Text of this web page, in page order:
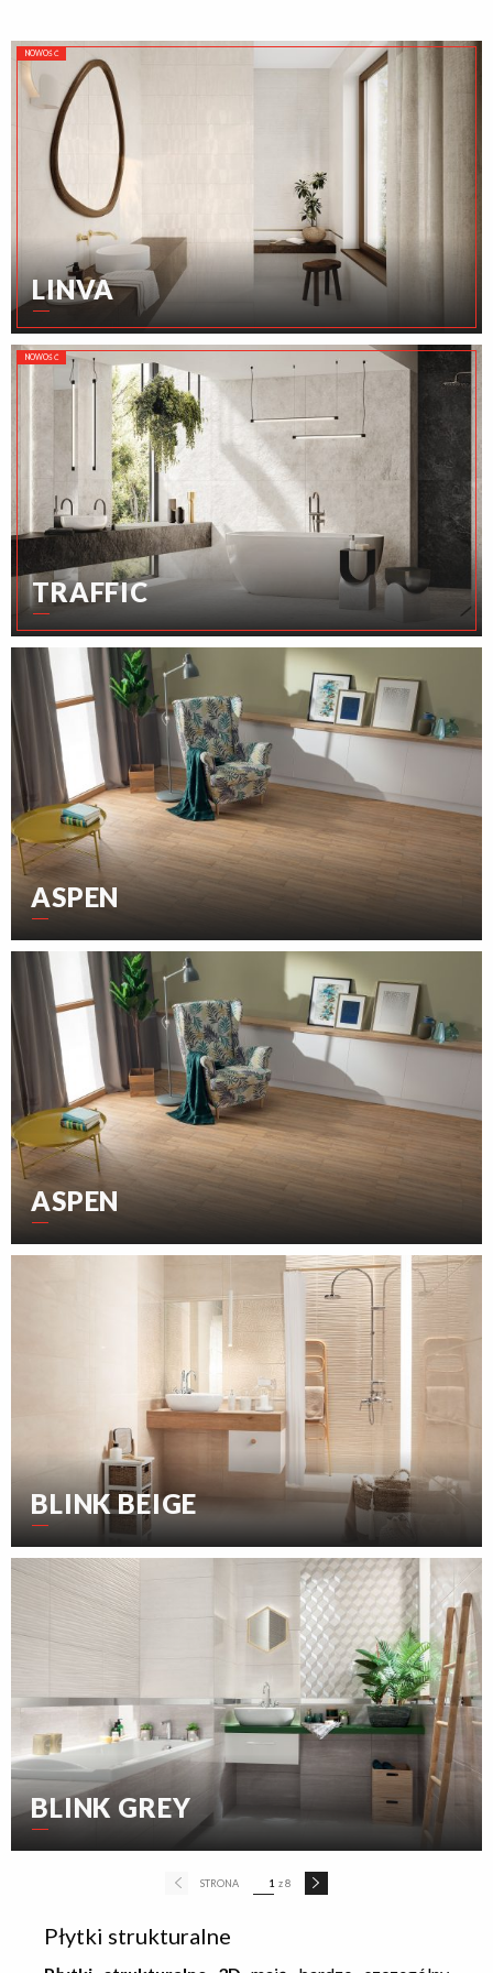
NOWOŚĆ
LINVA
NOWOŚĆ
TRAFFIC
ASPEN
ASPEN
BLINK BEIGE
BLINK GREY
STRONA 1 z 8
Płytki strukturalne